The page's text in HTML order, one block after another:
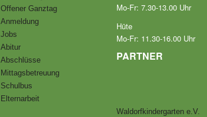
Offener Ganztag
Anmeldung
Jobs
Abitur
Abschlüsse
Mittagsbetreuung
Schulbus
Elternarbeit
Mo-Fr: 7.30-13.00 Uhr
Hüte
Mo-Fr: 11.30-16.00 Uhr
PARTNER
Waldorfkindergarten e.V.